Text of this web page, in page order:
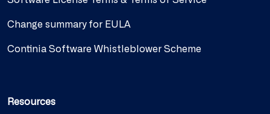
Change summary for EULA
Continia Software Whistleblower Scheme
Resources